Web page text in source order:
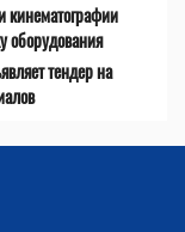
кинематографии
оборудования
тендер на